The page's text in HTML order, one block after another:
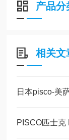
产品分
相关文